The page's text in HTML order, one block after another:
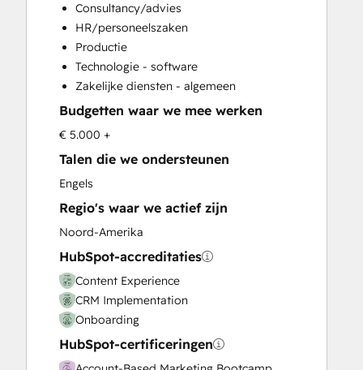
Email Marketing
Full Inbound Marketing Services
Knowledge Base Development
Paid Advertising
Programmable Automation
Sales and Marketing Alignment
Sales Coaching and Training
Sales Enablement
Social Media
Video Production
Website Design
Website Development
Website Migration
Consultancy/advies
HR/personeelszaken
Productie
Technologie - software
Zakelijke diensten - algemeen
Budgetten waar we mee werken
€ 5.000 +
Talen die we ondersteunen
Engels
Regio's waar we actief zijn
Noord-Amerika
HubSpot-accreditaties
Content Experience
CRM Implementation
Onboarding
HubSpot-certificeringen